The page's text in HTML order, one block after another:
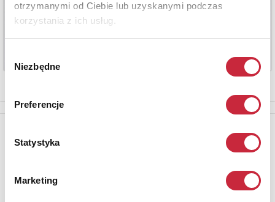
otrzymanymi od Ciebie lub uzyskanymi podczas
korzystania z ich usług.
zgody
Niezbędne
Preferencje
Statystyka
Marketing
Aby otrzymywać informacje o nowych aukcjach, prosimy podać